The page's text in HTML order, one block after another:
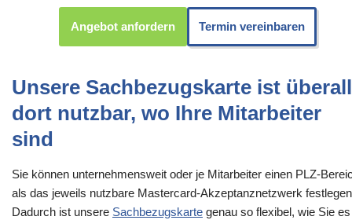
Angebot anfordern Termin vereinbaren
Unsere Sachbezugskarte ist überall
dort nutzbar, wo Ihre Mitarbeiter
sind
Sie können unternehmensweit oder je Mitarbeiter einen PLZ-
als das jeweils nutzbare Mastercard-Akzeptanznetzwerk
Dadurch ist unsere Sachbezugskarte genau so flexibel, wie Sie es